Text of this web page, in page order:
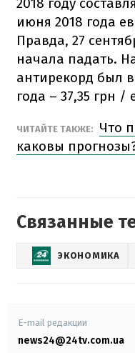
июня 2018 года
Правда, 27
начала падать.
антирекорд был
года – 37,35 грн /
ЧИТАЙТЕ ТАКЖЕ:
Что
каковы
Связанные
ЭКОНОМИКА
E-mail редакции
news24@24tv.com.ua